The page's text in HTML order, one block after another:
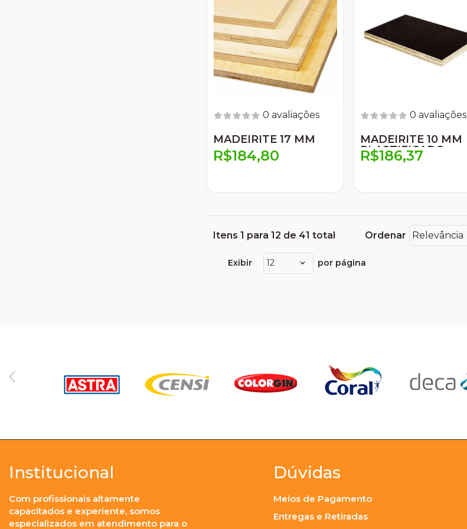
0 avaliações
MADEIRITE 17 MM
R$184,80
0 avaliações
MADEIRITE 10 MM
PLASTIFICADO
R$186,37
Itens 1 para 12 de 41 total Ordenar Relevância
Exibir 12 por página
Institucional
Com profissionais altamente
capacitados e experiente, somos
especializados em atendimento para o
Dúvidas
Meios de Pagamento
Entregas e Retiradas